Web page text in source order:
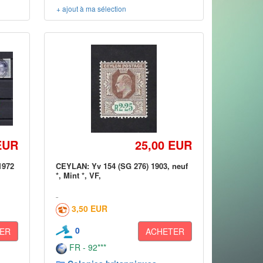
+ ajout à ma sélection
25,00 EUR
CEYLAN: Yv 154 (SG 276) 1903, neuf
*, Mint *, VF,
3,50 EUR
0
ACHETER
FR - 92***